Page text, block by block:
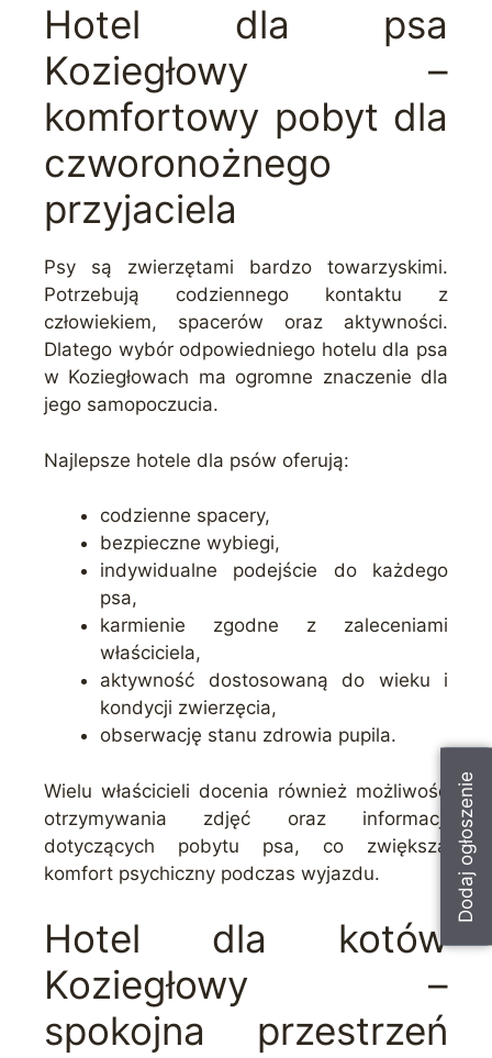
Dodaj ogłoszenie
Hotel dla psa
Koziegłowy –
komfortowy pobyt dla
czworonożnego
przyjaciela
Psy są zwierzętami bardzo towarzyskimi.
Potrzebują codziennego kontaktu z
człowiekiem, spacerów oraz aktywności.
Dlatego wybór odpowiedniego hotelu dla psa
w Koziegłowach ma ogromne znaczenie dla
jego samopoczucia.
Najlepsze hotele dla psów oferują:
codzienne spacery,
bezpieczne wybiegi,
indywidualne podejście do każdego
psa,
karmienie zgodne z zaleceniami
właściciela,
aktywność dostosowaną do wieku i
kondycji zwierzęcia,
obserwację stanu zdrowia pupila.
Wielu właścicieli docenia również możliwość
otrzymywania zdjęć oraz informacji
dotyczących pobytu psa, co zwiększa
komfort psychiczny podczas wyjazdu.
Hotel dla kotów
Koziegłowy –
spokojna przestrzeń